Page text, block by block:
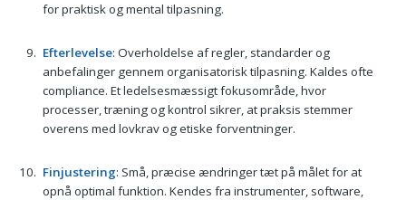
for praktisk og mental tilpasning.
Efterlevelse: Overholdelse af regler, standarder og
anbefalinger gennem organisatorisk tilpasning. Kaldes ofte
compliance. Et ledelsesmæssigt fokusområde, hvor
processer, træning og kontrol sikrer, at praksis stemmer
overens med lovkrav og etiske forventninger.
Finjustering: Små, præcise ændringer tæt på målet for at
opnå optimal funktion. Kendes fra instrumenter, software,